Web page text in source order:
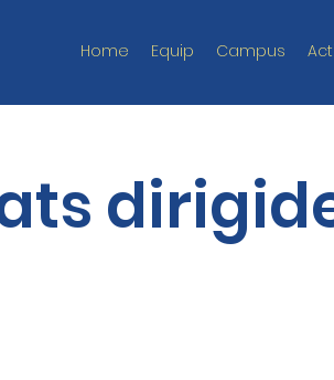
Home Equip Campus